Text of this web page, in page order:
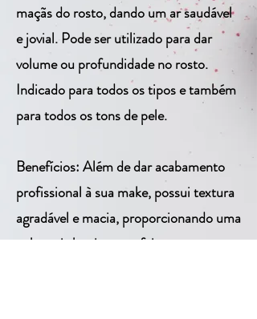
maçãs do rosto, dando um ar saudável
e jovial. Pode ser utilizado para dar
volume ou profundidade no rosto.
Indicado para todos os tipos e também
para todos os tons de pele.
Benefícios: Além de dar acabamento
profissional à sua make, possui textura
agradável e macia, proporcionando uma
pele mais bonita e perfeita.